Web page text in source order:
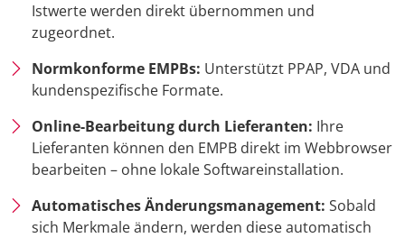
Istwerte werden direkt übernommen und
zugeordnet.
Normkonforme EMPBs: Unterstützt PPAP, VDA und
kundenspezifische Formate.
Online-Bearbeitung durch Lieferanten: Ihre
Lieferanten können den EMPB direkt im Webbrowser
bearbeiten – ohne lokale Softwareinstallation.
Automatisches Änderungsmanagement: Sobald
sich Merkmale ändern, werden diese automatisch